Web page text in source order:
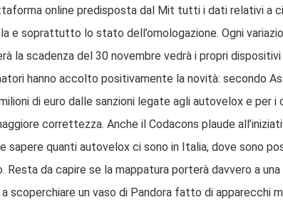
online predisposta dal Mit tutti i dati relativi a
e soprattutto lo stato dell’omologazione. Ogni
la scadenza del 30 novembre vedrà i propri
hanno accolto positivamente la novità: secondo
di euro dalle sanzioni legate agli autovelox e per
correttezza. Anche il Codacons plaude
sapere quanti autovelox ci sono in Italia, dove sono
Resta da capire se la mappatura porterà davvero a
scoperchiare un vaso di Pandora fatto di